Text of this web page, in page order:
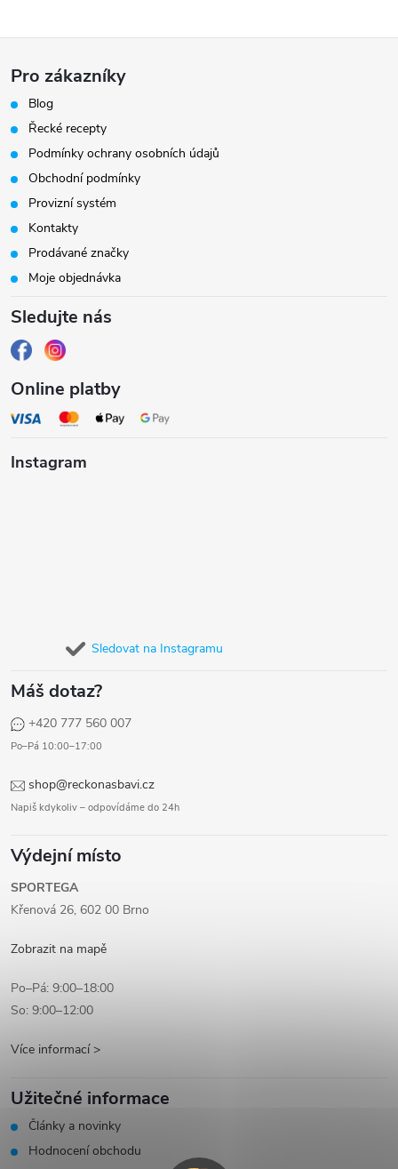
Z
á
p
a
t
Pro zákazníky
Blog
Řecké recepty
Podmínky ochrany osobních údajů
Obchodní podmínky
Provizní systém
Kontakty
Prodávané značky
Moje objednávka
Sledujte nás
Online platby
Instagram
Sledovat na Instagramu
Máš dotaz?
+420 777 560 007
Po–Pá 10:00–17:00
shop@reckonasbavi.cz
Napiš kdykoliv – odpovídáme do 24h
Výdejní místo
SPORTEGA
Křenová 26, 602 00 Brno
Zobrazit na mapě
Po–Pá: 9:00–18:00
So: 9:00–12:00
Více informací >
Užitečné informace
Články a novinky
Hodnocení obchodu